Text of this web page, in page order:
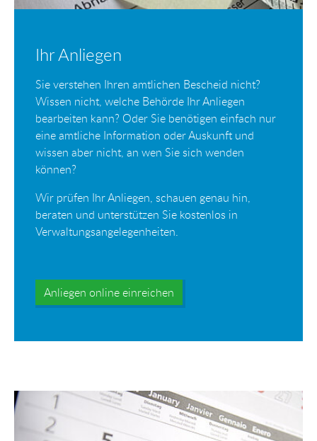
Ihr Anliegen
Sie verstehen Ihren amtlichen Bescheid nicht?
Wissen nicht, welche Behörde Ihr Anliegen
bearbeiten kann? Oder Sie benötigen einfach nur
eine amtliche Information oder Auskunft und
wissen aber nicht, an wen Sie sich wenden
können?
Wir prüfen Ihr Anliegen, schauen genau hin,
beraten und unterstützen Sie kostenlos in
Verwaltungsangelegenheiten.
Anliegen online einreichen